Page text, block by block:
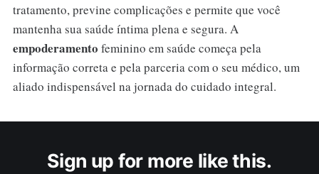
tratamento, previne complicações e permite que você
mantenha sua saúde íntima plena e segura. A
empoderamento feminino em saúde começa pela
informação correta e pela parceria com o seu médico, um
aliado indispensável na jornada do cuidado integral.
Sign up for more like this.